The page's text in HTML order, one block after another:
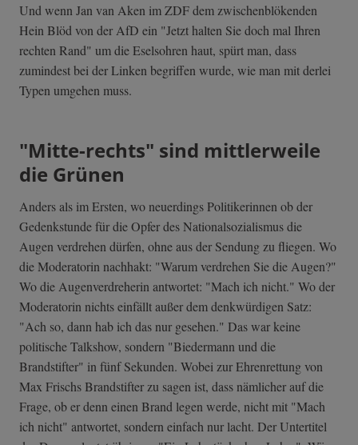
Und wenn Jan van Aken im ZDF dem zwischenblökenden
Hein Blöd von der AfD ein "Jetzt halten Sie doch mal Ihren
rechten Rand" um die Eselsohren haut, spürt man, dass
zumindest bei der Linken begriffen wurde, wie man mit derlei
Typen umgehen muss.
"Mitte-rechts" sind mittlerweile
die Grünen
Anders als im Ersten, wo neuerdings Politikerinnen ob der
Gedenkstunde für die Opfer des Nationalsozialismus die
Augen verdrehen dürfen, ohne aus der Sendung zu fliegen. Wo
die Moderatorin nachhakt: "Warum verdrehen Sie die Augen?"
Wo die Augenverdreherin antwortet: "Mach ich nicht." Wo der
Moderatorin nichts einfällt außer dem denkwürdigen Satz:
"Ach so, dann hab ich das nur gesehen." Das war keine
politische Talkshow, sondern "Biedermann und die
Brandstifter" in fünf Sekunden. Wobei zur Ehrenrettung von
Max Frischs Brandstifter zu sagen ist, dass nämlicher auf die
Frage, ob er denn einen Brand legen werde, nicht mit "Mach
ich nicht" antwortet, sondern einfach nur lacht. Der Untertitel